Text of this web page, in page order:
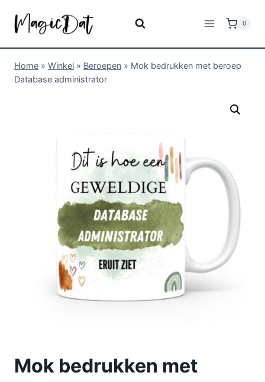
0
Home » Winkel » Beroepen » Mok bedrukken met beroep
Database administrator
Mok bedrukken met